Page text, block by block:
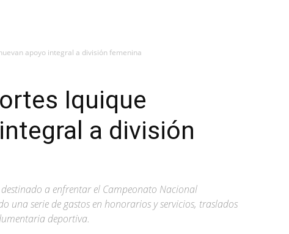
apoyo integral a división femenina
Iquique
a división
a enfrentar el Campeonato Nacional
una serie de gastos en honorarios y servicios, traslados
deportiva.